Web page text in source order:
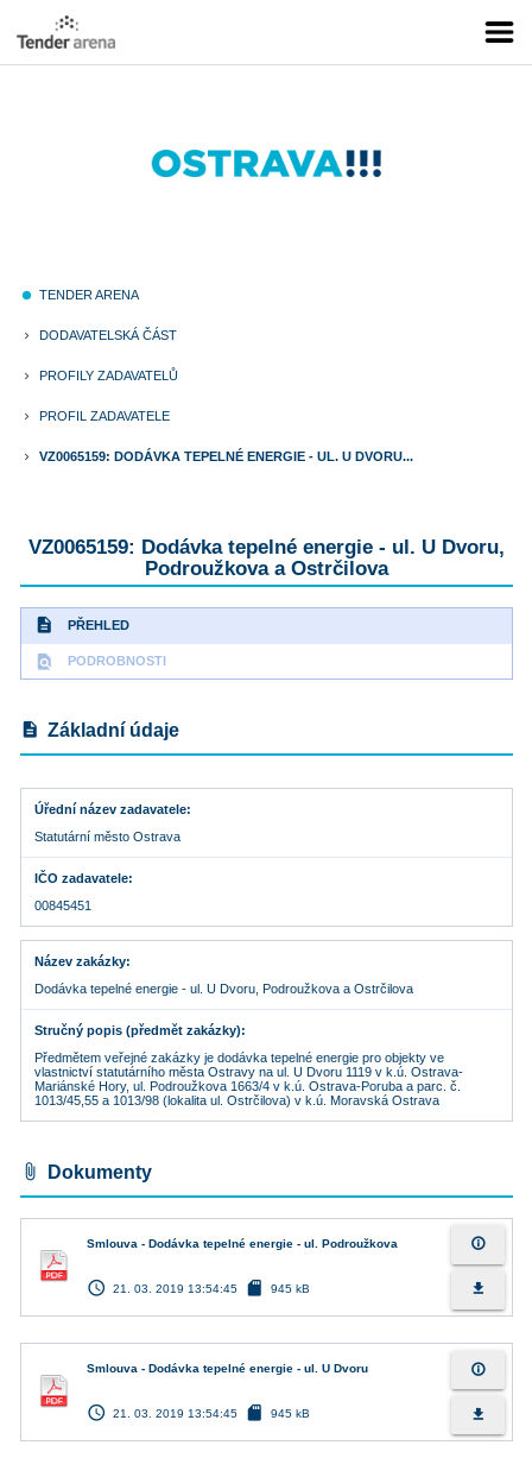
fiber_manual_record TENDER ARENA
keyboard_arrow_right DODAVATELSKÁ ČÁST
keyboard_arrow_right PROFILY ZADAVATELŮ
keyboard_arrow_right PROFIL ZADAVATELE
keyboard_arrow_right VZ0065159: DODÁVKA TEPELNÉ ENERGIE - UL. U DVORU...
VZ0065159: Dodávka tepelné energie - ul. U Dvoru,
Podroužkova a Ostrčilova
description PŘEHLED
find_in_page PODROBNOSTI
description Základní údaje
Úřední název zadavatele
Statutární město Ostrava
IČO zadavatele
00845451
Název zakázky
Dodávka tepelné energie - ul. U Dvoru, Podroužkova a Ostrčilova
Stručný popis (předmět zakázky)
Předmětem veřejné zakázky je dodávka tepelné energie pro objekty ve
vlastnictví statutárního města Ostravy na ul. U Dvoru 1119 v k.ú. Ostrava-
Mariánské Hory, ul. Podroužkova 1663/4 v k.ú. Ostrava-Poruba a parc. č.
1013/45,55 a 1013/98 (lokalita ul. Ostrčilova) v k.ú. Moravská Ostrava
attach_file Dokumenty
Smlouva - Dodávka tepelné energie - ul. Podroužkova
access_time 21. 03. 2019 13:54:45 sd_card 945 kB
info_outline
file_download
Smlouva - Dodávka tepelné energie - ul. U Dvoru
access_time 21. 03. 2019 13:54:45 sd_card 945 kB
info_outline
file_download